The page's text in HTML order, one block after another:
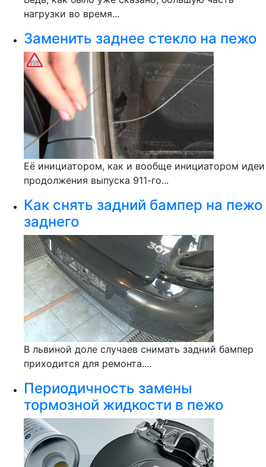
нагрузки во время...
Заменить заднее стекло на пежо
Её инициатором, как и вообще инициатором идеи
продолжения выпуска 911-го...
Как снять задний бампер на пежо
заднего
В львиной доле случаев снимать задний бампер
приходится для ремонта....
Периодичность замены
тормозной жидкости в пежо